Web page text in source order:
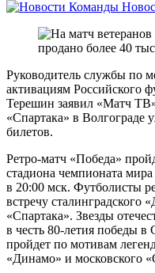
Руководитель службы по
активациям Российского
Терешин заявил «Матч
«Спартака» в Волгограде
билетов.
Ретро‑матч «Победа»
стадиона чемпионата
в 20:00 мск. Футболисты
встречу сталинградского
«Спартака». Звезды
в честь 80‑летия победы
пройдет по мотивам
«Динамо» и московского